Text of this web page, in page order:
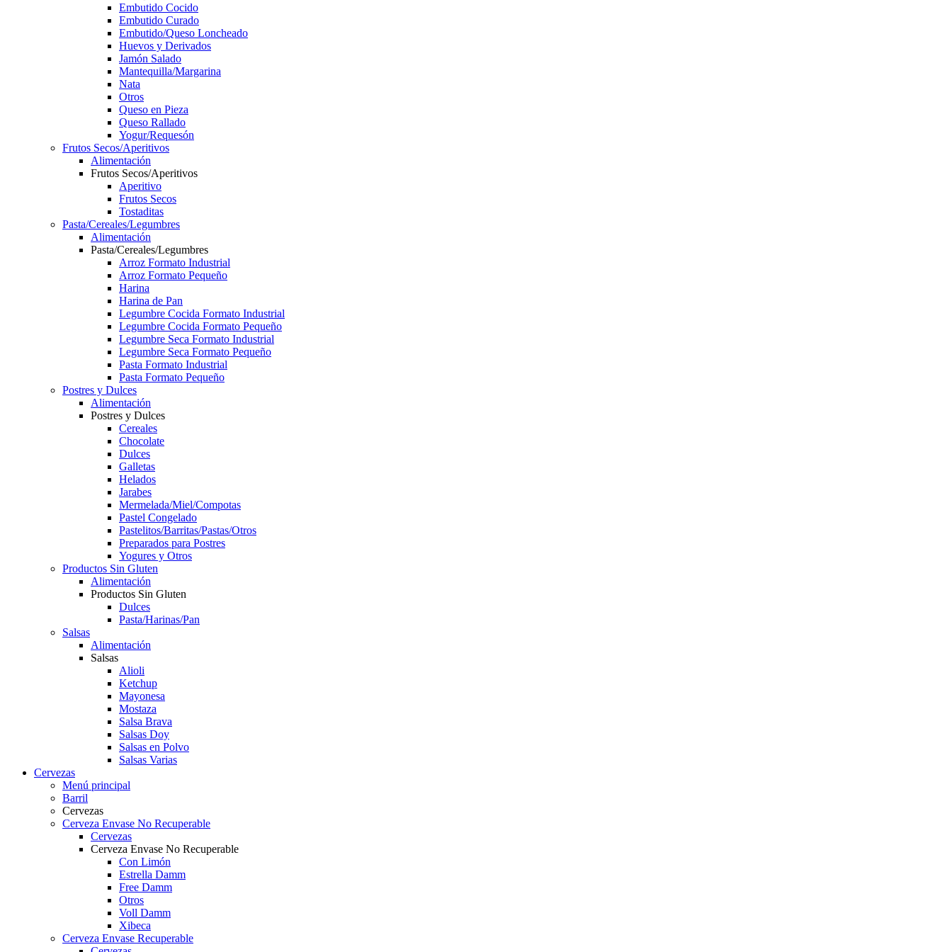
Embutido Cocido
Embutido Curado
Embutido/Queso Loncheado
Huevos y Derivados
Jamón Salado
Mantequilla/Margarina
Nata
Otros
Queso en Pieza
Queso Rallado
Yogur/Requesón
Frutos Secos/Aperitivos
Alimentación
Frutos Secos/Aperitivos
Aperitivo
Frutos Secos
Tostaditas
Pasta/Cereales/Legumbres
Alimentación
Pasta/Cereales/Legumbres
Arroz Formato Industrial
Arroz Formato Pequeño
Harina
Harina de Pan
Legumbre Cocida Formato Industrial
Legumbre Cocida Formato Pequeño
Legumbre Seca Formato Industrial
Legumbre Seca Formato Pequeño
Pasta Formato Industrial
Pasta Formato Pequeño
Postres y Dulces
Alimentación
Postres y Dulces
Cereales
Chocolate
Dulces
Galletas
Helados
Jarabes
Mermelada/Miel/Compotas
Pastel Congelado
Pastelitos/Barritas/Pastas/Otros
Preparados para Postres
Yogures y Otros
Productos Sin Gluten
Alimentación
Productos Sin Gluten
Dulces
Pasta/Harinas/Pan
Salsas
Alimentación
Salsas
Alioli
Ketchup
Mayonesa
Mostaza
Salsa Brava
Salsas Doy
Salsas en Polvo
Salsas Varias
Cervezas
Menú principal
Barril
Cervezas
Cerveza Envase No Recuperable
Cervezas
Cerveza Envase No Recuperable
Con Limón
Estrella Damm
Free Damm
Otros
Voll Damm
Xibeca
Cerveza Envase Recuperable